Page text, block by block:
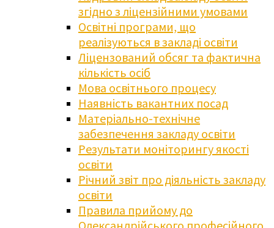
згідно з ліцензійними умовами
Освітні програми, що
реалізуються в закладі освіти
Ліцензований обсяг та фактична
кількість осіб
Мова освітнього процесу
Наявність вакантних посад
Матеріально-технічне
забезпечення закладу освіти
Результати моніторингу якості
освіти
Річний звіт про діяльність закладу
освіти
Правила прийому до